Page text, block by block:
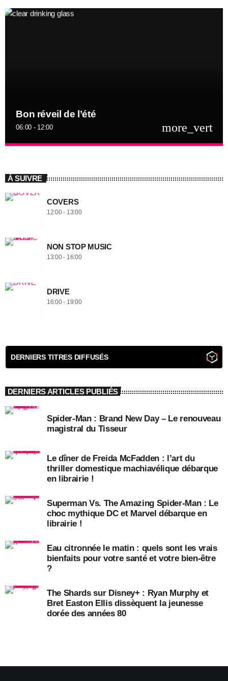
Bon réveil de l’été
06:00 - 12:00 more_vert
profitez de la musique et des vacances...
À SUIVRE
COVERS
12:00 - 13:00
NON STOP MUSIC
13:00 - 16:00
DRIVE
16:00 - 19:00
DERNIERS TITRES DIFFUSÉS
DERNIERS ARTICLES PUBLIÉS
Spider-Man : Brand New Day – Le renouveau
magistral du Tisseur
Le dîner de Freida McFadden : l’art du
thriller domestique machiavélique débarque
en librairie !
Superman Vs. The Amazing Spider-Man : Le
choc mythique DC et Marvel débarque en
librairie !
Eau citronnée le matin : quels sont les vrais
bienfaits pour votre santé et votre bien-être
?
The Shards sur Disney+ : Ryan Murphy et
Bret Easton Ellis dissèquent la jeunesse
dorée des années 80